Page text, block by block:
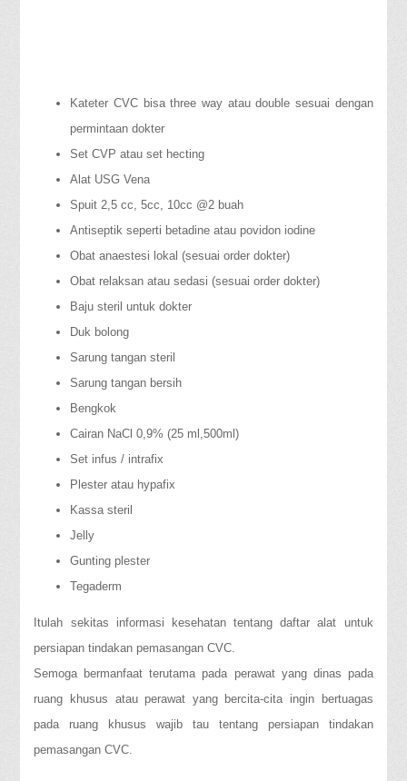
Kateter CVC bisa three way atau double sesuai dengan
permintaan dokter
Set CVP atau set hecting
Alat USG Vena
Spuit 2,5 cc, 5cc, 10cc @2 buah
Antiseptik seperti betadine atau povidon iodine
Obat anaestesi lokal (sesuai order dokter)
Obat relaksan atau sedasi (sesuai order dokter)
Baju steril untuk dokter
Duk bolong
Sarung tangan steril
Sarung tangan bersih
Bengkok
Cairan NaCl 0,9% (25 ml,500ml)
Set infus / intrafix
Plester atau hypafix
Kassa steril
Jelly
Gunting plester
Tegaderm
Itulah sekitas informasi kesehatan tentang daftar alat untuk
persiapan tindakan pemasangan CVC.
Semoga bermanfaat terutama pada perawat yang dinas pada
ruang khusus atau perawat yang bercita-cita ingin bertuagas
pada ruang khusus wajib tau tentang persiapan tindakan
pemasangan CVC.